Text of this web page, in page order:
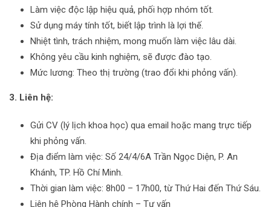
Làm việc độc lập hiệu quả, phối hợp nhóm tốt.
Sử dụng máy tính tốt, biết lập trình là lợi thế.
Nhiệt tình, trách nhiệm, mong muốn làm việc lâu dài.
Không yêu cầu kinh nghiệm, sẽ được đào tạo.
Mức lương: Theo thị trường (trao đổi khi phỏng vấn).
3. Liên hệ:
Gửi CV (lý lịch khoa học) qua email hoặc mang trực tiếp
khi phỏng vấn.
Địa điểm làm việc: Số 24/4/6A Trần Ngọc Diện, P. An
Khánh, TP. Hồ Chí Minh.
Thời gian làm việc: 8h00 – 17h00, từ Thứ Hai đến Thứ Sáu.
Liên hệ Phòng Hành chính – Tư vấn